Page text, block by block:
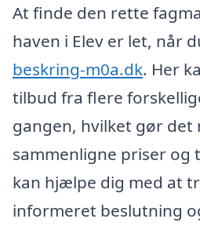
At finde den rette
haven i Elev er let, når
beskring-m0a.dk. Her
tilbud fra flere
gangen, hvilket gør
sammenligne priser og
kan hjælpe dig med at
informeret beslutning